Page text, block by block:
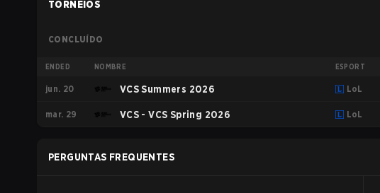
TORNEIOS
CONCLUÍDO
ENDED NOMBRE ESPORT
jun. 20 VCS Summers 2026 LoL
mar. 29 VCS - VCS Spring 2026 LoL
PERGUNTAS FREQUENTES